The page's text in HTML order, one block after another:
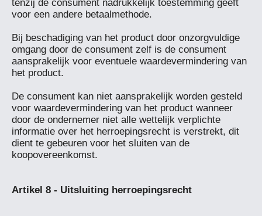
tenzij de consument nadrukkelijk toestemming geeft
voor een andere betaalmethode.
Bij beschadiging van het product door onzorgvuldige
omgang door de consument zelf is de consument
aansprakelijk voor eventuele waardevermindering van
het product.
De consument kan niet aansprakelijk worden gesteld
voor waardevermindering van het product wanneer
door de ondernemer niet alle wettelijk verplichte
informatie over het herroepingsrecht is verstrekt, dit
dient te gebeuren voor het sluiten van de
koopovereenkomst.